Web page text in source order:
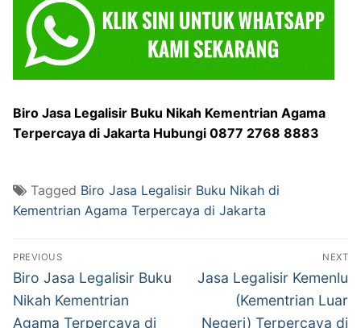
Biro Jasa Legalisir Buku Nikah Kementrian Agama
Terpercaya di Jakarta Hubungi 0877 2768 8883
Tagged Biro Jasa Legalisir Buku Nikah di
Kementrian Agama Terpercaya di Jakarta
Post
navigation
PREVIOUS
Previous
post:
Biro Jasa Legalisir Buku
Nikah Kementrian
Agama Terpercaya di
NEXT
Next
Jasa Legalisir Kemenlu
(Kementrian Luar
Negeri) Terpercaya di